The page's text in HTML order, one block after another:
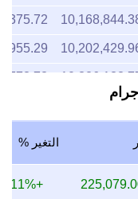
10,199,001.77
التغير %
+2.11%